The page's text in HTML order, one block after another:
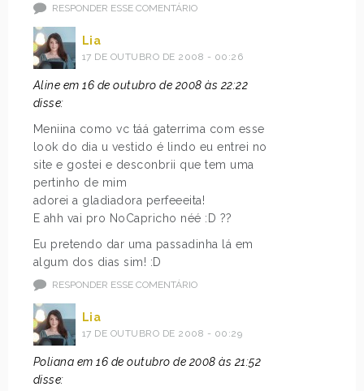
RESPONDER ESSE COMENTÁRIO
Lia
17 DE OUTUBRO DE 2008 - 00:26
Aline em 16 de outubro de 2008 às 22:22
disse:
Meniina como vc táá gaterrima com esse
look do dia u vestido é lindo eu entrei no
site e gostei e desconbrii que tem uma
pertinho de mim
adorei a gladiadora perfeeeita!
E ahh vai pro NoCapricho néé :D ??
Eu pretendo dar uma passadinha lá em
algum dos dias sim! :D
RESPONDER ESSE COMENTÁRIO
Lia
17 DE OUTUBRO DE 2008 - 00:29
Poliana em 16 de outubro de 2008 às 21:52
disse: